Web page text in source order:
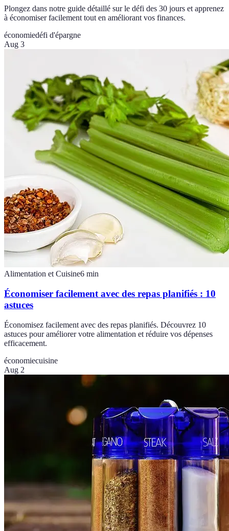
Plongez dans notre guide détaillé sur le défi des 30 jours et apprenez
à économiser facilement tout en améliorant vos finances.
économiedéfi d'épargne
Aug 3
Alimentation et Cuisine6 min
Économiser facilement avec des repas planifiés : 10
astuces
Économisez facilement avec des repas planifiés. Découvrez 10
astuces pour améliorer votre alimentation et réduire vos dépenses
efficacement.
économiecuisine
Aug 2